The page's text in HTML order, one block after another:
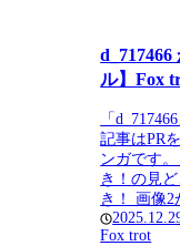
ル】Fox
「
記事はPR
ンガです
き！の見
き！ 画像
Fox trot